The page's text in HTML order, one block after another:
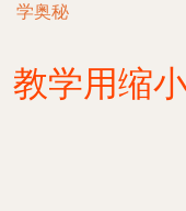
学奥秘
教学用缩